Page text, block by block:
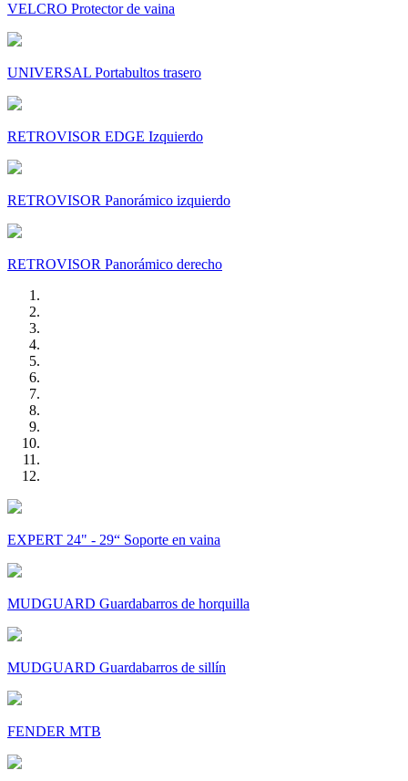
VELCRO Protector de vaina
UNIVERSAL Portabultos trasero
RETROVISOR EDGE Izquierdo
RETROVISOR Panorámico izquierdo
RETROVISOR Panorámico derecho
EXPERT 24" - 29“ Soporte en vaina
MUDGUARD Guardabarros de horquilla
MUDGUARD Guardabarros de sillín
FENDER MTB